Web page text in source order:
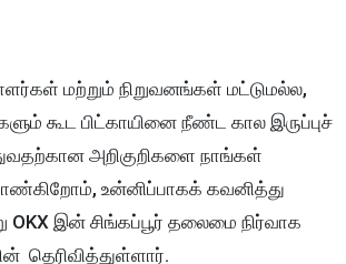
மற்றும் நிறுவனங்கள் மட்டுமல்ல,
கூட பிட்காயினை நீண்ட கால இருப்புச்
அறிகுறிகளை நாங்கள்
உன்னிப்பாகக் கவனித்து
OKX இன் சிங்கப்பூர் தலைமை நிர்வாக
தெரிவித்துள்ளார்.